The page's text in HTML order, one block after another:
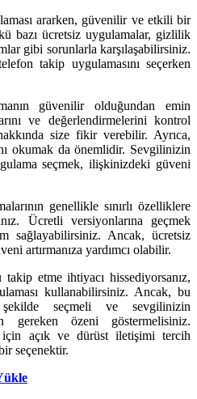
ararken, güvenilir ve etkili bir
bazı ücretsiz uygulamalar, gizlilik
gibi sorunlarla karşılaşabilirsiniz.
takip uygulamasını seçerken
güvenilir olduğundan emin
ve değerlendirmelerini kontrol
size fikir verebilir. Ayrıca,
okumak da önemlidir. Sevgilinizin
seçmek, ilişkinizdeki güveni
genellikle sınırlı özelliklere
Ücretli versiyonlarına geçmek
sağlayabilirsiniz. Ancak, ücretsiz
artırmanıza yardımcı olabilir.
etme ihtiyacı hissediyorsanız,
kullanabilirsiniz. Ancak, bu
seçmeli ve sevgilinizin
gereken özeni göstermelisiniz.
açık ve dürüst iletişimi tercih
seçenektir.